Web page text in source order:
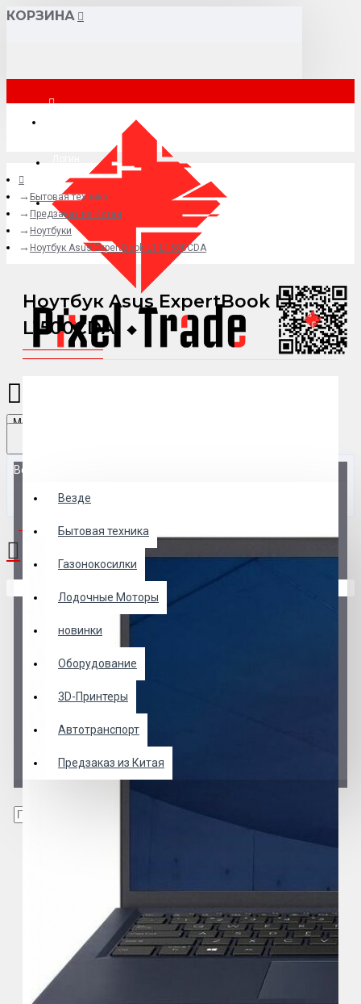
КОРЗИНА
+7 (495) 015-41-41
Menu
Везде
Везде
Бытовая техника
Газонокосилки
Лодочные Моторы
новинки
Оборудование
3D-Принтеры
Автотранспорт
Предзаказ из Китая
0 товар(ов) - 0 р.
Бытовая техника
Предзаказ из Китая
Ноутбуки
Ноутбук Asus ExpertBook L1 L1500CDA
Ноутбук Asus ExpertBook L1
L1500CDA